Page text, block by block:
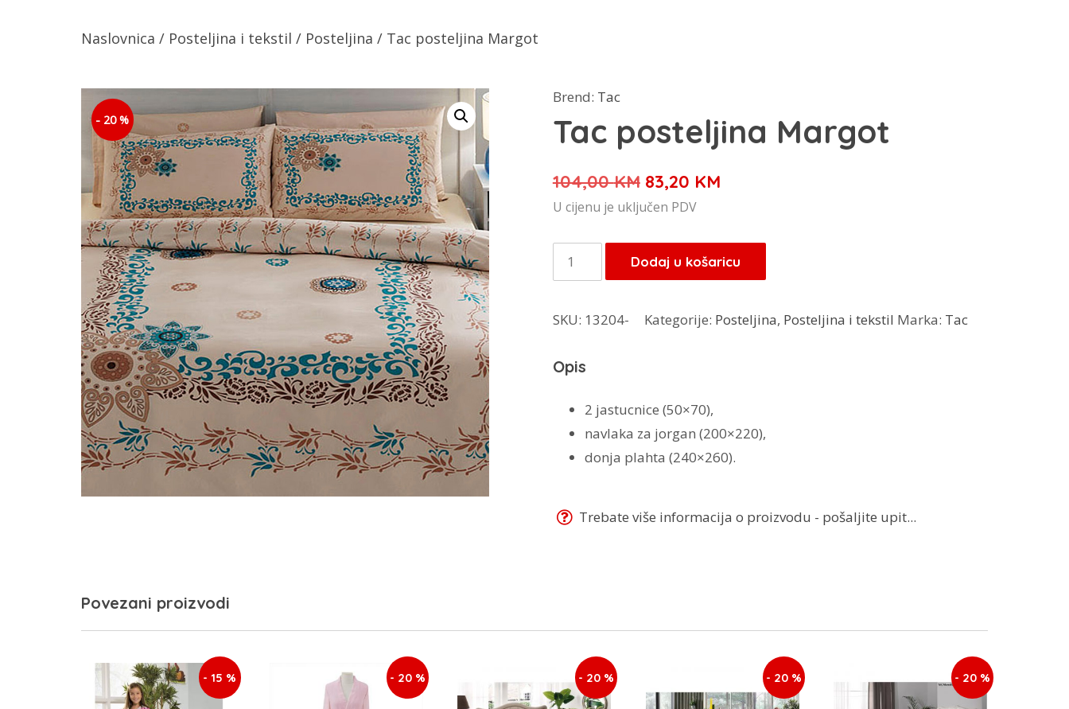
Naslovnica / Posteljina i tekstil / Posteljina / Tac posteljina Margot
- 20 %
Brend: Tac
Tac posteljina Margot
104,00KM Izvorna
cijena
je:
104,00 KM.
83,20 KMTrenutna
83,20 KM.
U cijenu je uključen PDV
Tac
posteljina
količina
Dodaj u košaricu
SKU: 13204- Kategorije: Posteljina, Posteljina i tekstil Marka: Tac
Opis
2 jastucnice (50×70),
navlaka za jorgan (200×220),
donja plahta (240×260).
Trebate više informacija o proizvodu - pošaljite upit...
Povezani proizvodi
- 15 % - 20 % - 20 % - 20 % - 20 %